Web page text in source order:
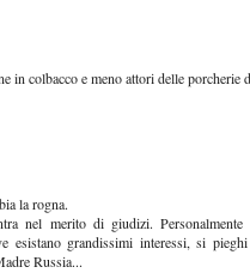
colbacco e meno attori delle porcherie
la rogna.
nel merito di giudizi. Personalmente
esistano grandissimi interessi, si
Russia...